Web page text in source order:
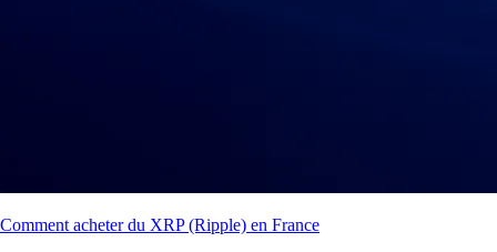
Comment acheter du XRP (Ripple) en France